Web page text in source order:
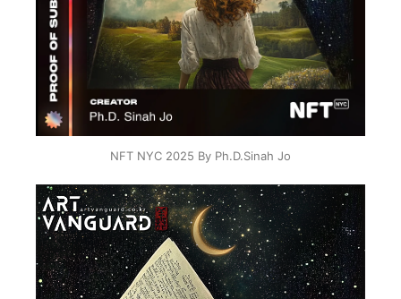
NFT NYC 2025 By Ph.D.Sinah Jo